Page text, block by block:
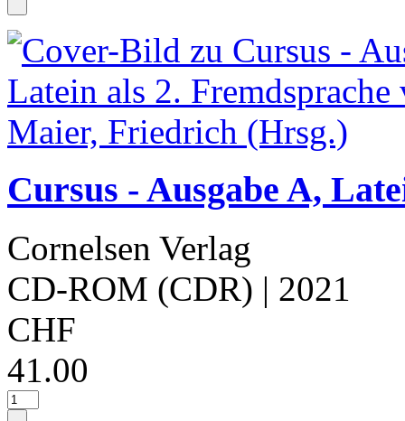
Cursus - Ausgabe A,
Cornelsen Verlag
CD-ROM (CDR) | 2021
CHF
41.00